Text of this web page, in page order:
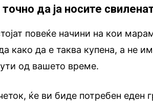
да ја носите
повеќе начини на кои
како да е таква купена, а не
од вашето време.
ќе ви биде потребен еден